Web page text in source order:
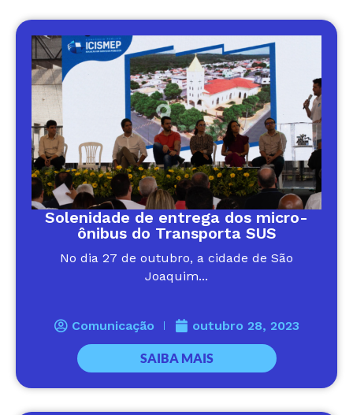
Solenidade de entrega dos micro-
ônibus do Transporta SUS
No dia 27 de outubro, a cidade de São
Joaquim...
Comunicação outubro 28, 2023
SAIBA MAIS